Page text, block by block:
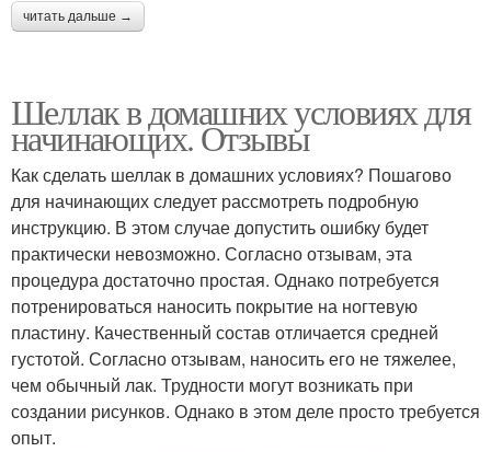
читать дальше →
Шеллак в домашних условиях для
начинающих. Отзывы
Как сделать шеллак в домашних условиях? Пошагово
для начинающих следует рассмотреть подробную
инструкцию. В этом случае допустить ошибку будет
практически невозможно. Согласно отзывам, эта
процедура достаточно простая. Однако потребуется
потренироваться наносить покрытие на ногтевую
пластину. Качественный состав отличается средней
густотой. Согласно отзывам, наносить его не тяжелее,
чем обычный лак. Трудности могут возникать при
создании рисунков. Однако в этом деле просто требуется
опыт.